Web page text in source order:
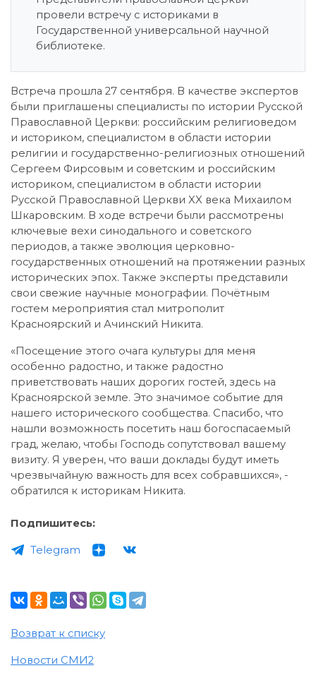
провели встречу с историками в
Государственной универсальной научной
библиотеке.
Встреча прошла 27 сентября. В качестве экспертов
были приглашены специалисты по истории Русской
Православной Церкви: российским религиоведом
и историком, специалистом в области истории
религии и государственно-религиозных отношений
Сергеем Фирсовым и советским и российским
историком, специалистом в области истории
Русской Православной Церкви XX века Михаилом
Шкаровским. В ходе встречи были рассмотрены
ключевые вехи синодального и советского
периодов, а также эволюция церковно-
государственных отношений на протяжении разных
исторических эпох. Также эксперты представили
свои свежие научные монографии. Почётным
гостем мероприятия стал митрополит
Красноярский и Ачинский Никита.
«Посещение этого очага культуры для меня
особенно радостно, и также радостно
приветствовать наших дорогих гостей, здесь на
Красноярской земле. Это значимое событие для
нашего исторического сообщества. Спасибо, что
нашли возможность посетить наш богоспасаемый
град, желаю, чтобы Господь сопутствовал вашему
визиту. Я уверен, что ваши доклады будут иметь
чрезвычайную важность для всех собравшихся», -
обратился к историкам Никита.
Подпишитесь:
Telegram
Возврат к списку
Новости СМИ2